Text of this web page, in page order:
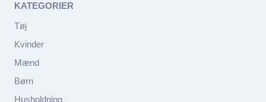
KATEGORIER
Tøj
Kvinder
Mænd
Børn
Husholdning